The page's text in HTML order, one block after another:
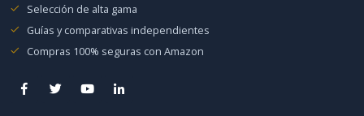
Selección de alta gama
Guías y comparativas independientes
Compras 100% seguras con Amazon